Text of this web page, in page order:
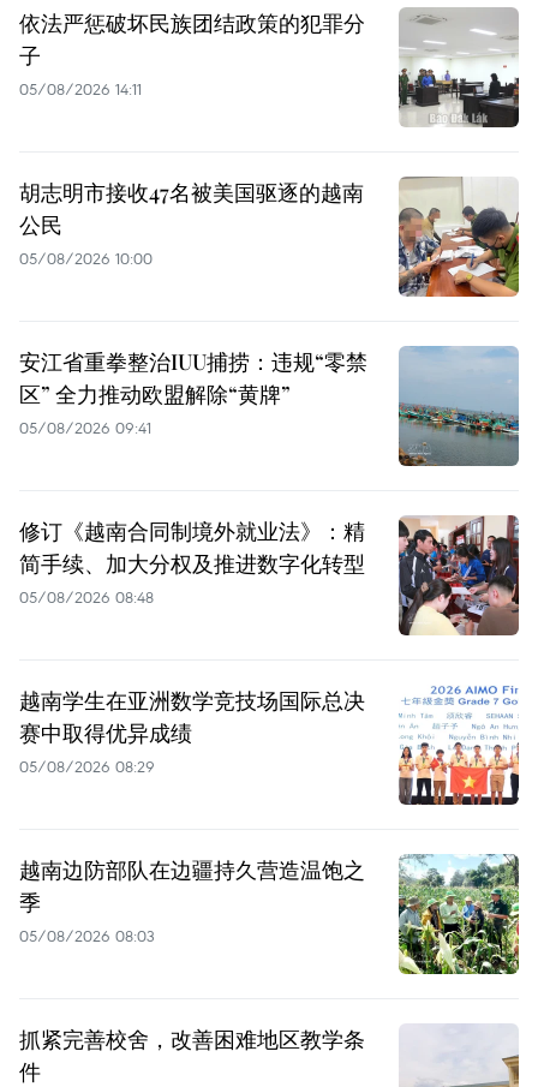
依法严惩破坏民族团结政策的犯罪分
子
05/08/2026 14:11
胡志明市接收47名被美国驱逐的越南
公民
05/08/2026 10:00
安江省重拳整治IUU捕捞：违规“零禁
区” 全力推动欧盟解除“黄牌”
05/08/2026 09:41
修订《越南合同制境外就业法》：精
简手续、加大分权及推进数字化转型
05/08/2026 08:48
越南学生在亚洲数学竞技场国际总决
赛中取得优异成绩
05/08/2026 08:29
越南边防部队在边疆持久营造温饱之
季
05/08/2026 08:03
抓紧完善校舍，改善困难地区教学条
件